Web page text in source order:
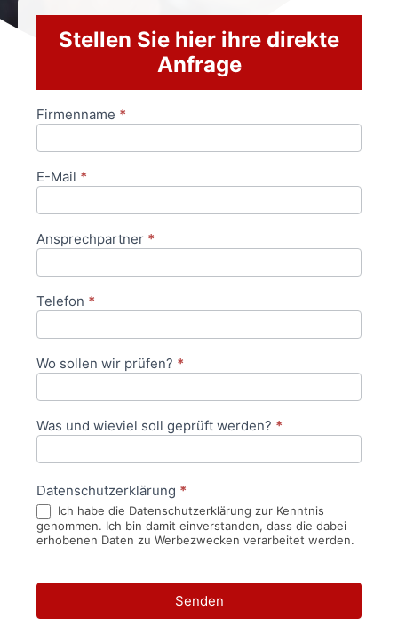
Stellen Sie hier ihre direkte
Anfrage
Anfrageformular
Firmenname *
E-Mail *
Ansprechpartner *
Telefon *
Wo sollen wir prüfen? *
Was und wieviel soll geprüft werden? *
Datenschutzerklärung *
Ich habe die Datenschutzerklärung zur Kenntnis
genommen. Ich bin damit einverstanden, dass die dabei
erhobenen Daten zu Werbezwecken verarbeitet werden.
Senden